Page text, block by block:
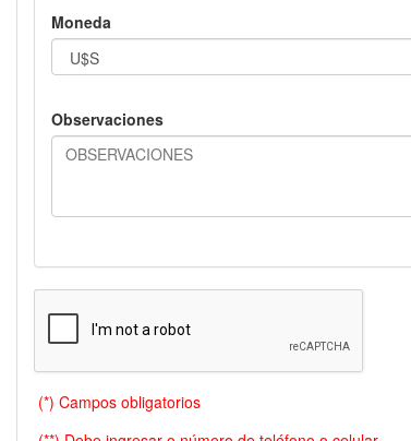
Moneda
Observaciones
(*) Campos obligatorios